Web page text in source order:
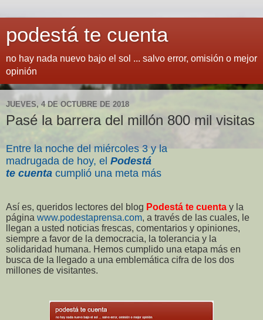
podestá te cuenta
no hay nada nuevo bajo el sol ... salvo error, omisión o mejor
opinión
JUEVES, 4 DE OCTUBRE DE 2018
Pasé la barrera del millón 800 mil visitas
Entre la noche del miércoles 3 y la
madrugada de hoy, el Podestá
te cuenta cumplió una meta más
Así es, queridos lectores del blog Podestá te cuenta y la
página www.podestaprensa.com, a través de las cuales, le
llegan a usted noticias frescas, comentarios y opiniones,
siempre a favor de la democracia, la tolerancia y la
solidaridad humana. Hemos cumplido una etapa más en
busca de la llegado a una emblemática cifra de los dos
millones de visitantes.